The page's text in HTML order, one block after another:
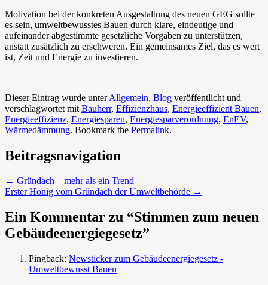
Motivation bei der konkreten Ausgestaltung des neuen GEG sollte
es sein, umweltbewusstes Bauen durch klare, eindeutige und
aufeinander abgestimmte gesetzliche Vorgaben zu unterstützen,
anstatt zusätzlich zu erschweren. Ein gemeinsames Ziel, das es wert
ist, Zeit und Energie zu investieren.
Dieser Eintrag wurde unterAllgemein, Blog veröffentlicht und
verschlagwortet mit Bauherr, Effizienzhaus, Energieeffizient Bauen,
Energieeffizienz, Energiesparen, Energiesparverordnung, EnEV,
Wärmedämmung. Bookmark the Permalink.
Beitragsnavigation
← Gründach – mehr als ein Trend
Erster Honig vom Gründach der Umweltbehörde →
Ein Kommentar zu “Stimmen zum neuen
Gebäudeenergiegesetz”
Pingback: Newsticker zum Gebäudeenergiegesetz -
Umweltbewusst Bauen